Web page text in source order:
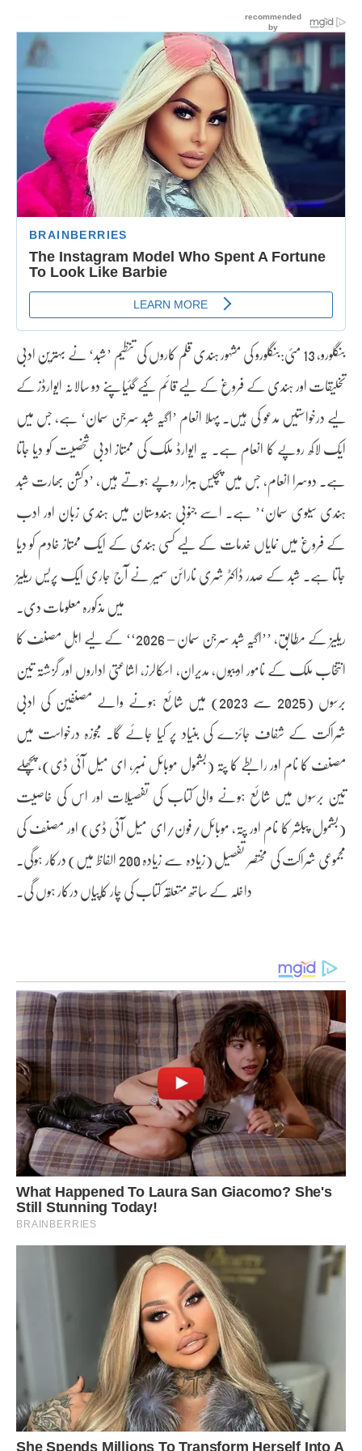
بنگلورو، 13 مئی:بنگلورو کی مشہور ہندی قلم کاروں کی تنظیم ’شبد‘ نے بہترین ادبی
تخلیقات اور ہندی کے فروغ کے لیے قائم کیے گئیاپنے دو سالانہ ایوارڈز کے
لیے درخواستیں مدعو کی ہیں۔ پہلا انعام ’اگیہ شبد سرجن سمان‘ ہے، جس میں
ایک لاکھ روپے کا انعام ہے۔ یہ ایوارڈ ملک کی ممتاز ادبی شخصیت کو دیا جاتا
ہے۔ دوسرا انعام، جس میں پچیس ہزار روپے ہوتے ہیں، ’دکشن بھارت شبد
ہندی سیوی سمان‘’ ہے۔ اسے جنوبی ہندوستان میں ہندی زبان اور ادب
کے فروغ میں نمایاں خدمات کے لیے کسی ہندی کے ایک ممتاز خادم کو دیا
جاتا ہے۔ شبد کے صدر ڈاکٹر شری نارائن سمیر نے آج جاری ایک پریس ریلیز
میں مذکورہ معلومات دی۔
ریلیز کے مطابق، ’’اگیہ شبد سرجن سمان – 2026‘‘ کے لیے اہل مصنف کا
انتخاب ملک کے نامور ادیبوں، مدیران، اسکالرز، اشاعتی اداروں اور گزشتہ تین
برسوں (2025 سے 2023) میں شائع ہونے والے مصنفین کی ادبی
شراکت کے شفاف جائزے کی بنیاد پر کیا جائے گا۔ مجوزہ درخواست میں
مصنف کا نام اور رابطے کا پتہ (بشمول موبائل نمبر، ای میل آئی ڈی)، پچھلے
تین برسوں میں شائع ہونے والی کتاب کی تفصیلات اور اس کی خاصیت
(بشمول پبلشر کا نام اور پتہ، موبائل/فون/ای میل آئی ڈی) اور مصنف کی
مجموعی شراکت کی مختصر تفصیل (زیادہ سے زیادہ 200 الفاظ میں) درکار ہوگی۔
داخلہ کے ساتھ متعلقہ کتاب کی چار کاپیاں درکار ہوں گی۔